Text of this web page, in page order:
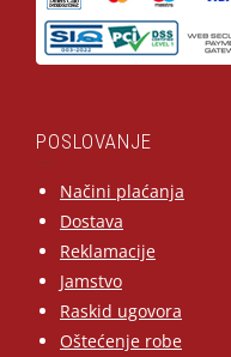
POSLOVANJE
Načini plaćanja
Dostava
Reklamacije
Jamstvo
Raskid ugovora
Oštećenje robe